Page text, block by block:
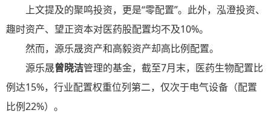
上文提及的聚鸣投资，更是“零配置”。此外，泓澄投资、
趣时资产、望正资本对医药股配置均不及10%。
然而，源乐晟资产和高毅资产却高比例配置。
源乐晟曾晓洁管理的基金，截至7月末，医药生物配置比
例达15%，行业配置权重位列第二，仅次于电气设备（配置
比例22%）。